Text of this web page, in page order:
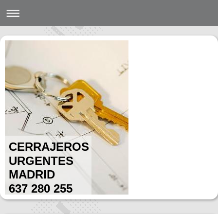
CERRAJEROS
URGENTES
MADRID
637 280 255